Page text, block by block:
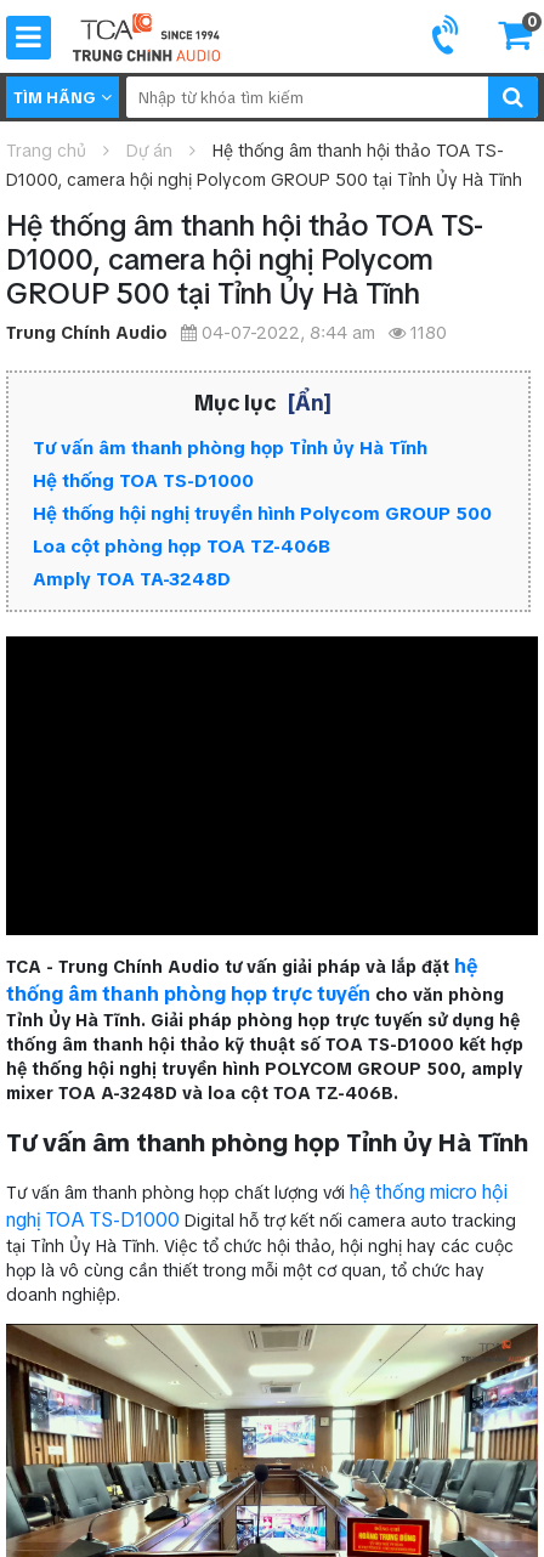
0
TÌM HÃNG
Trang chủ Dự án
Hệ thống âm thanh hội thảo TOA TS-
D1000, camera hội nghị Polycom GROUP 500 tại Tỉnh Ủy Hà Tĩnh
Hệ thống âm thanh hội thảo TOA TS-
D1000, camera hội nghị Polycom
GROUP 500 tại Tỉnh Ủy Hà Tĩnh
Trung Chính Audio 04-07-2022, 8:44 am 1180
Mục lục [Ẩn]
Tư vấn âm thanh phòng họp Tỉnh ủy Hà Tĩnh
Hệ thống TOA TS-D1000
Hệ thống hội nghị truyền hình Polycom GROUP 500
Loa cột phòng họp TOA TZ-406B
Amply TOA TA-3248D
TCA - Trung Chính Audio tư vấn giải pháp và lắp đặt hệ
thống âm thanh phòng họp trực tuyến cho văn phòng
Tỉnh Ủy Hà Tĩnh. Giải pháp phòng họp trực tuyến sử dụng hệ
thống âm thanh hội thảo kỹ thuật số TOA TS-D1000 kết hợp
hệ thống hội nghị truyền hình POLYCOM GROUP 500, amply
mixer TOA A-3248D và loa cột TOA TZ-406B.
Tư vấn âm thanh phòng họp Tỉnh ủy Hà Tĩnh
Tư vấn âm thanh phòng họp chất lượng với hệ thống micro hội
nghị TOA TS-D1000 Digital hỗ trợ kết nối camera auto tracking
tại Tỉnh Ủy Hà Tĩnh. Việc tổ chức hội thảo, hội nghị hay các cuộc
họp là vô cùng cần thiết trong mỗi một cơ quan, tổ chức hay
doanh nghiệp.